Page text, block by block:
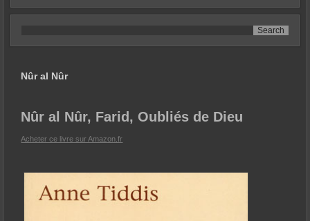
Nûr al Nûr
Nûr al Nûr, Farid, Oubliés de Dieu
Acheter ce livre sur Amazon.fr